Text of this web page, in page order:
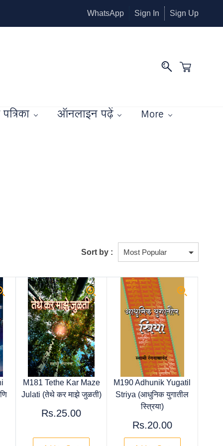
WhatsApp Sign In Sign Up
ऑनलाइन पढ़ें More
Sort by :
M181 Tethe Kar Maze
Julati (तेथे कर माझे जुळती)
Rs.25.00
M190 Adhunik Yugatil
Striya (आधुनिक युगातील
स्त्रिया)
Rs.20.00